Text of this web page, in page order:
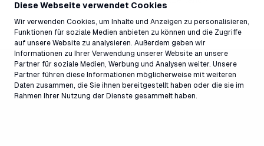
Diese Webseite verwendet Cookies
Wir verwenden Cookies, um Inhalte und Anzeigen zu personalisieren,
Funktionen für soziale Medien anbieten zu können und die Zugriffe
auf unsere Website zu analysieren. Außerdem geben wir
Informationen zu Ihrer Verwendung unserer Website an unsere
Partner für soziale Medien, Werbung und Analysen weiter. Unsere
Partner führen diese Informationen möglicherweise mit weiteren
Daten zusammen, die Sie ihnen bereitgestellt haben oder die sie im
Rahmen Ihrer Nutzung der Dienste gesammelt haben.